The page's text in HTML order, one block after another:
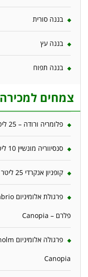
בננה סורית
בננה עץ
בננה תפוח
צמחים למכירה
פלומריה ורודה – 25 ליטר
סנסיווריה מונשיין 10 ליטר
קופניון אנקרדי 25 ליטר
פלרם – Canopia
Canopia